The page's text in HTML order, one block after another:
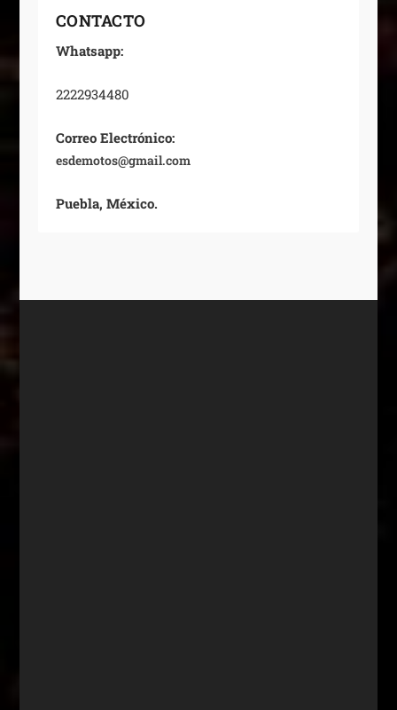
CONTACTO
Whatsapp:
2222934480
Correo Electrónico:
esdemotos@gmail.com
Puebla, México.